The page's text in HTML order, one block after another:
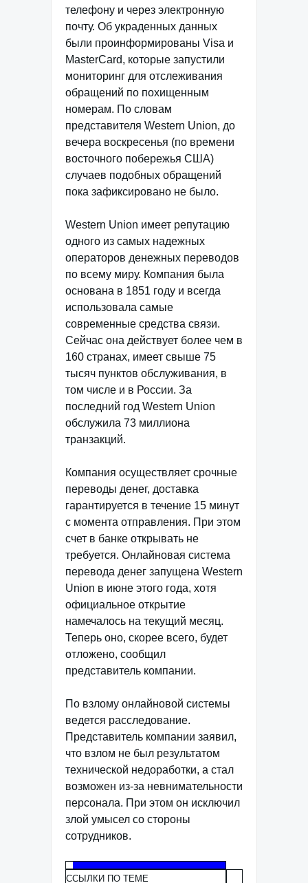
телефону и через электронную
почту. Об украденных данных
были проинформированы Visa и
MasterCard, которые запустили
мониторинг для отслеживания
обращений по похищенным
номерам. По словам
представителя Western Union, до
вечера воскресенья (по времени
восточного побережья США)
случаев подобных обращений
пока зафиксировано не было.
Western Union имеет репутацию
одного из самых надежных
операторов денежных переводов
по всему миру. Компания была
основана в 1851 году и всегда
использовала самые
современные средства связи.
Сейчас она действует более чем в
160 странах, имеет свыше 75
тысяч пунктов обслуживания, в
том числе и в России. За
последний год Western Union
обслужила 73 миллиона
транзакций.
Компания осуществляет срочные
переводы денег, доставка
гарантируется в течение 15 минут
с момента отправления. При этом
счет в банке открывать не
требуется. Онлайновая система
перевода денег запущена Western
Union в июне этого года, хотя
официальное открытие
намечалось на текущий месяц.
Теперь оно, скорее всего, будет
отложено, сообщил
представитель компании.
По взлому онлайновой системы
ведется расследование.
Представитель компании заявил,
что взлом не был результатом
технической недоработки, а стал
возможен из-за невнимательности
персонала. При этом он исключил
злой умысел со стороны
сотрудников.
ССЫЛКИ ПО ТЕМЕ